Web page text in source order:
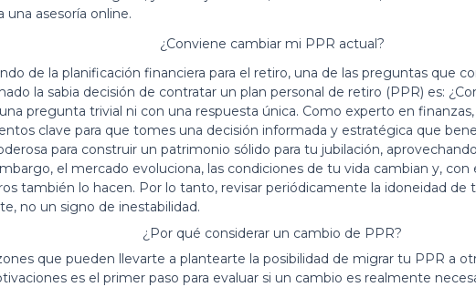
¿Conviene cambiar mi PPR actual?
de la planificación financiera para el retiro, una de las preguntas que
la sabia decisión de contratar un plan personal de retiro (PPR) es:
pregunta trivial ni con una respuesta única. Como experto en
clave para que tomes una decisión informada y estratégica que
para construir un patrimonio sólido para tu jubilación,
el mercado evoluciona, las condiciones de tu vida cambian y, con
también lo hacen. Por lo tanto, revisar periódicamente la idoneidad de
no un signo de inestabilidad.
¿Por qué considerar un cambio de PPR?
que pueden llevarte a plantearte la posibilidad de migrar tu PPR a
es el primer paso para evaluar si un cambio es realmente